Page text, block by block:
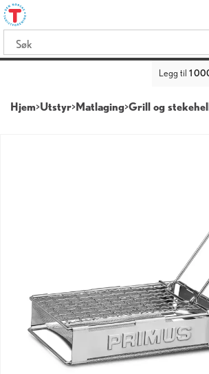
Legg til 1
Hjem>Utstyr>Matlaging>Grill og